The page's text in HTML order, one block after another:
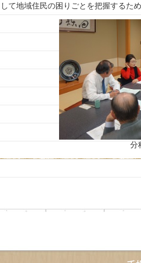
して地域住民の困りごとを把握するた
分